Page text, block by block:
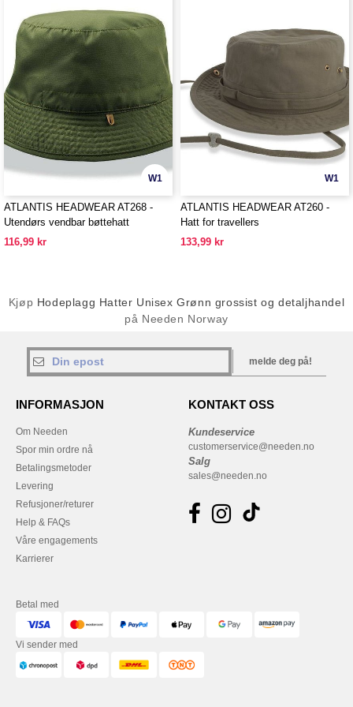
W1
ATLANTIS HEADWEAR AT268 -
Utendørs vendbar bøttehatt
116,99 kr
W1
ATLANTIS HEADWEAR AT260 -
Hatt for travellers
133,99 kr
Kjøp Hodeplagg Hatter Unisex Grønn grossist og detaljhandel
på Needen Norway
melde deg på!
INFORMASJON
Om Needen
Spor min ordre nå
Betalingsmetoder
Levering
Refusjoner/returer
Help & FAQs
Våre engagements
Karrierer
KONTAKT OSS
Kundeservice
customerservice@needen.no
Salg
sales@needen.no
Betal med
Vi sender med